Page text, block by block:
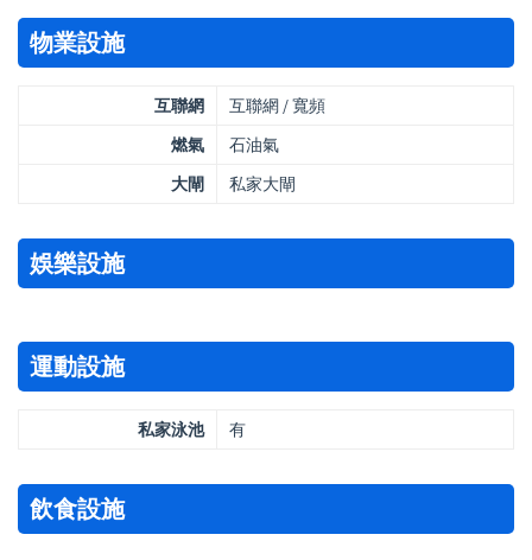
物業設施
互聯網
互聯網 / 寬頻
燃氣
石油氣
大閘
私家大閘
娛樂設施
運動設施
私家泳池 有
飲食設施